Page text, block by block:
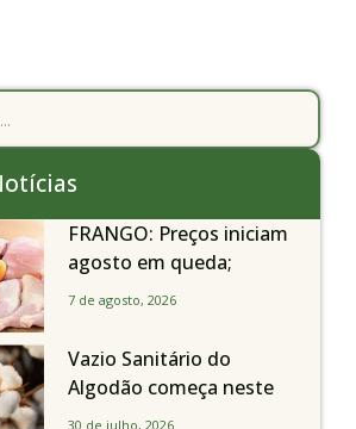
FRANGO: Preços iniciam
agosto em queda;
exportações avançam
7 de agosto, 2026
Vazio Sanitário do
Algodão começa neste
sábado, dia 1º de agosto,
30 de julho, 2026